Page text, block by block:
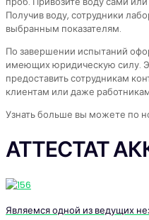
Получив воду, сотрудники
выбранным показателям.
По завершении испытаний
имеющих юридическую силу.
предоставить сотрудникам
клиентам или даже
Узнать больше вы можете по
АТТЕСТАТ
Являемся одной из ведущих